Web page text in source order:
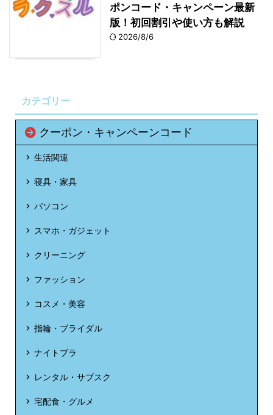
ポンコード・キャンペーン最新
版！初回割引や使い方も解説
2026/8/6
カテゴリー
クーポン・キャンペーンコード
生活関連
寝具・家具
パソコン
スマホ・ガジェット
クリーニング
ファッション
コスメ・美容
指輪・ブライダル
ナイトブラ
レンタル・サブスク
宅配食・グルメ